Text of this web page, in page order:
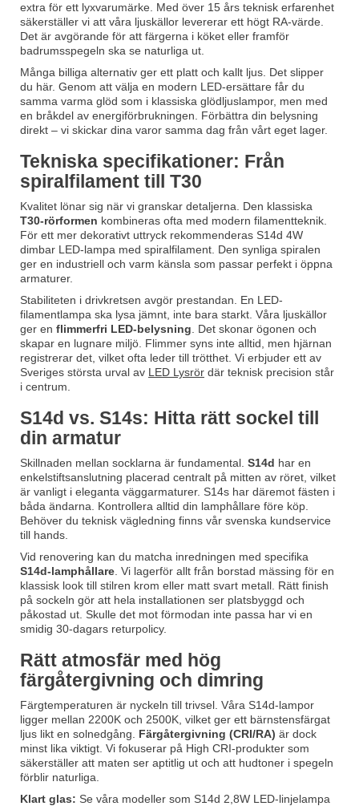
extra för ett lyxvarumärke. Med över 15 års teknisk erfarenhet
säkerställer vi att våra ljuskällor levererar ett högt RA-värde.
Det är avgörande för att färgerna i köket eller framför
badrumsspegeln ska se naturliga ut.
Många billiga alternativ ger ett platt och kallt ljus. Det slipper
du här. Genom att välja en modern LED-ersättare får du
samma varma glöd som i klassiska glödljuslampor, men med
en bråkdel av energiförbrukningen. Förbättra din belysning
direkt – vi skickar dina varor samma dag från vårt eget lager.
Tekniska specifikationer: Från
spiralfilament till T30
Kvalitet lönar sig när vi granskar detaljerna. Den klassiska
T30-rörformen kombineras ofta med modern filamentteknik.
För ett mer dekorativt uttryck rekommenderas S14d 4W
dimbar LED-lampa med spiralfilament . Den synliga spiralen
ger en industriell och varm känsla som passar perfekt i öppna
armaturer.
Stabiliteten i drivkretsen avgör prestandan. En LED-
filamentlampa ska lysa jämnt, inte bara starkt. Våra ljuskällor
ger en flimmerfri LED-belysning . Det skonar ögonen och
skapar en lugnare miljö. Flimmer syns inte alltid, men hjärnan
registrerar det, vilket ofta leder till trötthet. Vi erbjuder ett av
Sveriges största urval av LED Lysrör där teknisk precision står
i centrum.
S14d vs. S14s: Hitta rätt sockel till
din armatur
Skillnaden mellan socklarna är fundamental. S14d har en
enkelstiftsanslutning placerad centralt på mitten av röret, vilket
är vanligt i eleganta väggarmaturer. S14s har däremot fästen i
båda ändarna. Kontrollera alltid din lamphållare före köp.
Behöver du teknisk vägledning finns vår svenska kundservice
till hands.
Vid renovering kan du matcha inredningen med specifika
S14d-lamphållare . Vi lagerför allt från borstad mässing för en
klassisk look till stilren krom eller matt svart metall. Rätt finish
på sockeln gör att hela installationen ser platsbyggd och
påkostad ut. Skulle det mot förmodan inte passa har vi en
smidig 30-dagars returpolicy.
Rätt atmosfär med hög
färgåtergivning och dimring
Färgtemperaturen är nyckeln till trivsel. Våra S14d-lampor
ligger mellan 2200K och 2500K, vilket ger ett bärnstensfärgat
ljus likt en solnedgång. Färgåtergivning (CRI/RA) är dock
minst lika viktigt. Vi fokuserar på High CRI-produkter som
säkerställer att maten ser aptitlig ut och att hudtoner i spegeln
förblir naturliga.
Klart glas: Se våra modeller som S14d 2,8W LED-linjelampa